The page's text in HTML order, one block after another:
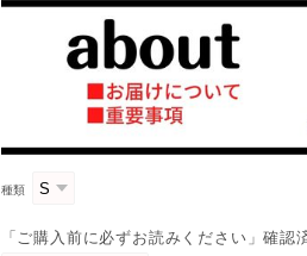
種類
「ご購入前に必ずお読みください」確認